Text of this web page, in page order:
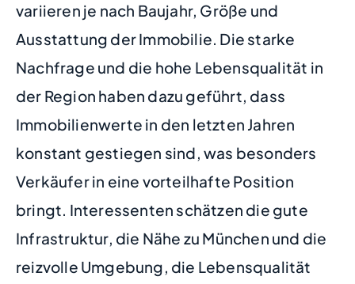
variieren je nach Baujahr, Größe und
Ausstattung der Immobilie. Die starke
Nachfrage und die hohe Lebensqualität in
der Region haben dazu geführt, dass
Immobilienwerte in den letzten Jahren
konstant gestiegen sind, was besonders
Verkäufer in eine vorteilhafte Position
bringt. Interessenten schätzen die gute
Infrastruktur, die Nähe zu München und die
reizvolle Umgebung, die Lebensqualität